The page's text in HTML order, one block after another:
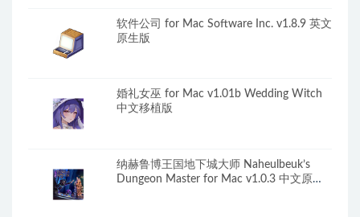
软件公司 for Mac Software Inc. v1.8.9 英文
原生版
婚礼女巫 for Mac v1.01b Wedding Witch
中文移植版
纳赫鲁博王国地下城大师 Naheulbeuk’s
Dungeon Master for Mac v1.0.3 中文原生